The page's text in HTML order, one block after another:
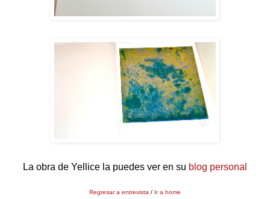
La obra de Yellice la puedes ver en su blog personal
Regresar a entrevista / Ir a home